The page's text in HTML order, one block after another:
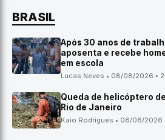
BRASIL
Após 30 anos de
aposenta e recebe
em escola
Lucas Neves • 08/08/2026 •
Queda de helicóptero
Rio de Janeiro
Kaio Rodrigues • 08/08/2026